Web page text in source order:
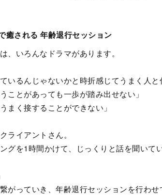
癒される 年齢退行セッション
、いろんなドラマがあります。
いるんじゃないかと時折感じてうまく人と
ことがあっても一歩が踏み出せない」
まく接することができない」
ライアントさん。
グを1時間かけて、じっくりと話を聞いてい
がっていき、年齢退行セッションを行わせ